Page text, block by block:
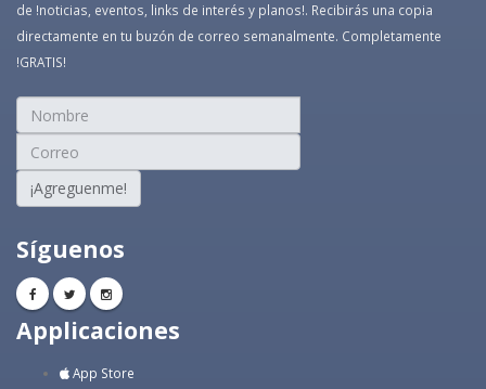
de !noticias, eventos, links de interés y planos!. Recibirás una copia
directamente en tu buzón de correo semanalmente. Completamente
!GRATIS!
¡Agreguenme!
Síguenos
Applicaciones
App Store